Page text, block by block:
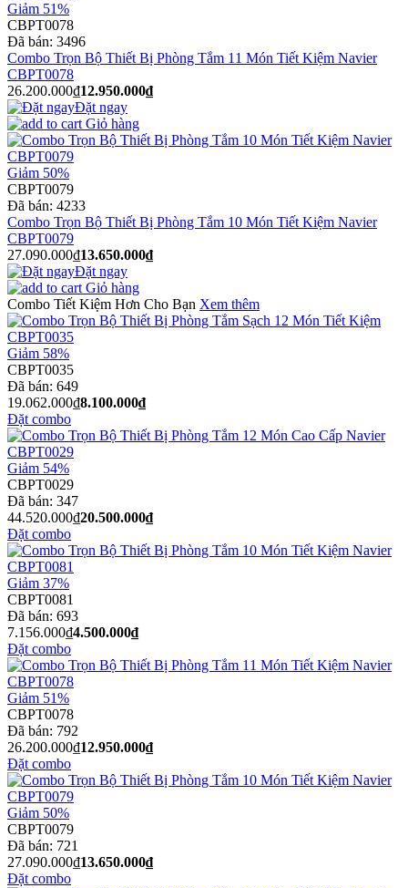
Giảm 51%
CBPT0078
Đã bán: 3496
Combo Trọn Bộ Thiết Bị Phòng Tắm 11 Món Tiết Kiệm Navier
CBPT0078
26.200.000₫12.950.000₫
Đặt ngay
Giỏ hàng
Giảm 50%
CBPT0079
Đã bán: 4233
Combo Trọn Bộ Thiết Bị Phòng Tắm 10 Món Tiết Kiệm Navier
CBPT0079
27.090.000₫13.650.000₫
Đặt ngay
Giỏ hàng
Combo Tiết Kiệm Hơn Cho Bạn Xem thêm
Giảm 58%
CBPT0035
Đã bán: 649
19.062.000₫8.100.000₫
Đặt combo
Giảm 54%
CBPT0029
Đã bán: 347
44.520.000₫20.500.000₫
Đặt combo
Giảm 37%
CBPT0081
Đã bán: 693
7.156.000₫4.500.000₫
Đặt combo
Giảm 51%
CBPT0078
Đã bán: 792
26.200.000₫12.950.000₫
Đặt combo
Giảm 50%
CBPT0079
Đã bán: 721
27.090.000₫13.650.000₫
Đặt combo